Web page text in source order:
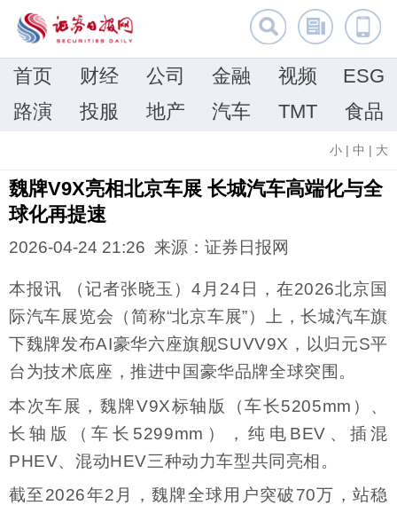
首页 财经 公司 金融 视频
ESG
路演
投服 地产 汽车 TMT 食品
小 | 中 | 大
魏牌V9X亮相北京车展 长城汽车高端化与全
球化再提速
2026-04-24 21:26 来源：证券日报网
本报讯 （记者张晓玉）4月24日，在2026北京国
际汽车展览会（简称“北京车展”）上，长城汽车旗
下魏牌发布AI豪华六座旗舰SUVV9X，以归元S平
台为技术底座，推进中国豪华品牌全球突围。
本次车展，魏牌V9X标轴版（车长5205mm）、
长轴版（车长5299mm），纯电BEV、插混
PHEV、混动HEV三种动力车型共同亮相。
截至2026年2月，魏牌全球用户突破70万，站稳